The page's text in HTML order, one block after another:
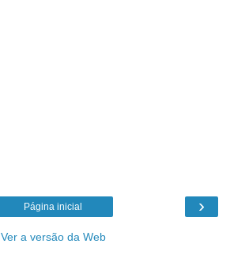
›
Página inicial
Ver a versão da Web